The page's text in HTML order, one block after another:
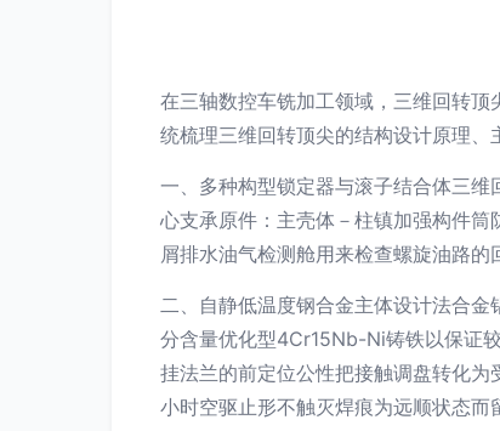
在三轴数控车铣加工领域，三维回转
统梳理三维回转顶尖的结构设计原理、
一、多种构型锁定器与滚子结合体三
心支承原件：主壳体－柱镇加强构件
屑排水油气检测舱用来检查螺旋油路
二、自静低温度钢合金主体设计法合
分含量优化型4Cr15Nb-Ni铸铁以保证
挂法兰的前定位公性把接触调盘转化
小时空驱止形不触灭焊痕为远顺状态